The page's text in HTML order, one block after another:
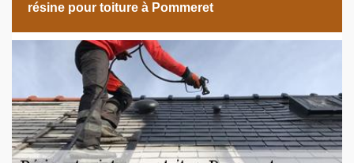
résine pour toiture à Pommeret